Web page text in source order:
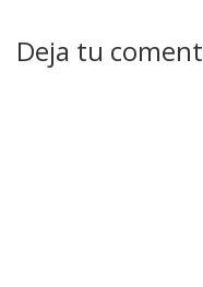
Deja tu